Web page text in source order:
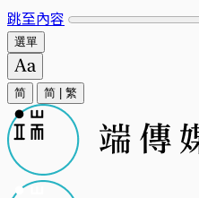
跳至內容
選單
简 简 繁